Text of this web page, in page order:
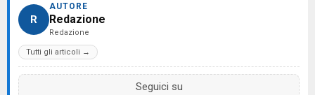
R
AUTORE
Redazione
Redazione
Tutti gli articoli →
Seguici su